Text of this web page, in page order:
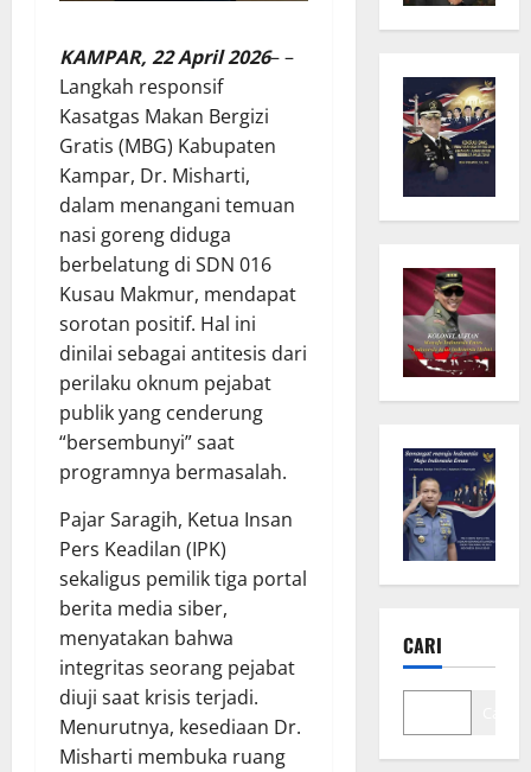
KAMPAR, 22 April 2026– –
Langkah responsif
Kasatgas Makan Bergizi
Gratis (MBG) Kabupaten
Kampar, Dr. Misharti,
dalam menangani temuan
nasi goreng diduga
berbelatung di SDN 016
Kusau Makmur, mendapat
sorotan positif. Hal ini
dinilai sebagai antitesis dari
perilaku oknum pejabat
publik yang cenderung
“bersembunyi” saat
programnya bermasalah.
Pajar Saragih, Ketua Insan
Pers Keadilan (IPK)
sekaligus pemilik tiga portal
berita media siber,
menyatakan bahwa
integritas seorang pejabat
diuji saat krisis terjadi.
Menurutnya, kesediaan Dr.
Misharti membuka ruang
CARI